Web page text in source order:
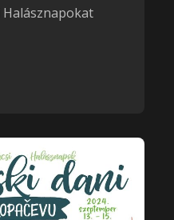
Halásznapokat